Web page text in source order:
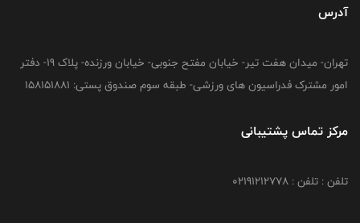
آدرس
تهران- میدان هفت تیر- خیابان مفتح جنوبی- خیابان ورزنده- پلاک 19- دفتر
امور مشترک فدراسیون های ورزشی- طبقه سوم صندوق پستی: 158151881
مرکز تماس پشتیبانی
تلفن : تلفن : 02191212778